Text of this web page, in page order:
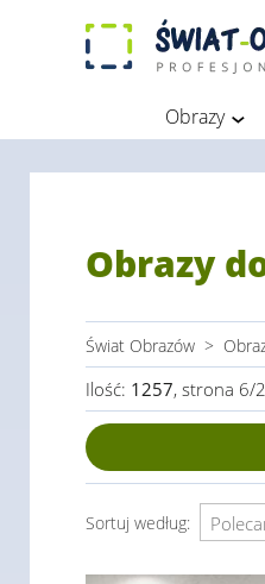
Obrazy
Obrazy
Świat Obrazów >
Ilość: 1257, strona 6/
Sortuj według: